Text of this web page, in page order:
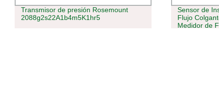
Transmisor de presión Rosemount
2088g2s22A1b4m5K1hr5
Sensor de
Flujo
Medidor de